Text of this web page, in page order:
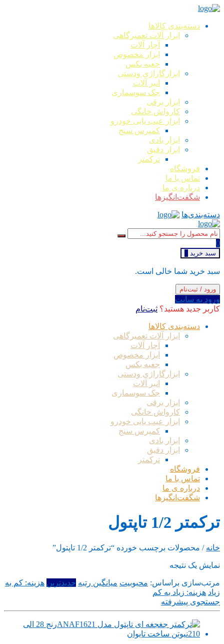
دسته‌بندی کالاها
ابزار آلات تعمیرگاهی
آچار آلات
ابزار مخصوص
جعبه بکس
ابزارگاراژی ودستی
انبر آلات
جک سوسماری
ابزار برقی
کارواش خانگی
ابزار عیب یابی خودرو
کمپرس سنج
ابزار بادی
ابزار دقیق
ترکمتر
فروشگاه
تماس با ما
درباره ی ما
شگفت‌انگیزها
دسته‌بندی‌ها
0
سبد خرید
سبد خرید شما خالی است.
ورود / ثبت‌نام
ورود به سایت
کاربر جدید هستید؟ ثبت‌نام
دسته‌بندی کالاها
ابزار آلات تعمیرگاهی
آچار آلات
ابزار مخصوص
جعبه بکس
ابزارگاراژی ودستی
انبر آلات
جک سوسماری
ابزار برقی
کارواش خانگی
ابزار عیب یابی خودرو
کمپرس سنج
ابزار بادی
ابزار دقیق
ترکمتر
فروشگاه
تماس با ما
درباره ی ما
شگفت‌انگیزها
ترکمتر 1/2 تاپتول
خانه / محصولات برچسب خورده “ترکمتر 1/2 تاپتول”
نمایش یک نتیجه
مرتب‌سازی براساس: محبوبیت میانگین رتبه جدیدترین هزینه: کم به
زیاد هزینه: زیاد به کم
جستجوی پیشرفته